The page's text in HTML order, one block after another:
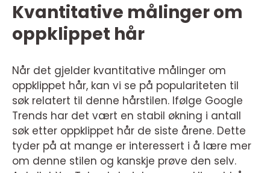
Kvantitative målinger om
oppklippet hår
Når det gjelder kvantitative målinger om
oppklippet hår, kan vi se på populariteten til
søk relatert til denne hårstilen. Ifølge Google
Trends har det vært en stabil økning i antall
søk etter oppklippet hår de siste årene. Dette
tyder på at mange er interessert i å lære mer
om denne stilen og kanskje prøve den selv.